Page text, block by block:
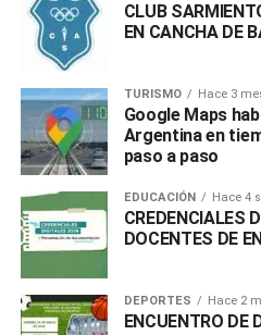
CLUB
EN CANCHA DE
TURISMO Hace 3
Google Maps
Argentina en
paso a paso
EDUCACIÓN Hace 4
CREDENCIALES
DOCENTES DE
DEPORTES Hace 2
ENCUENTRO DE